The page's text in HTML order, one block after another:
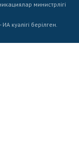
министрлігі
куәлігі берілген.